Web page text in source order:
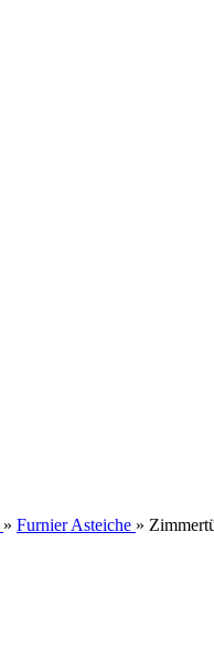
» Furnier Asteiche »